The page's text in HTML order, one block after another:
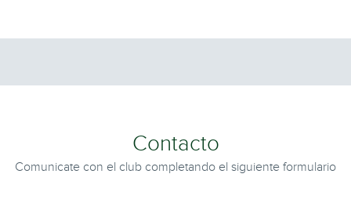
Contacto
Comunicate con el club completando el siguiente formulario